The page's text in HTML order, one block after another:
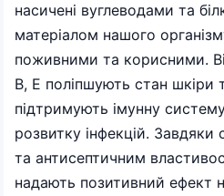
насичені вуглеводами та
матеріалом нашого
поживними та корисними.
В, Е поліпшують стан шкіри
підтримують імунну
розвитку інфекцій. Завдяки
та антисептичним
надають позитивний ефект